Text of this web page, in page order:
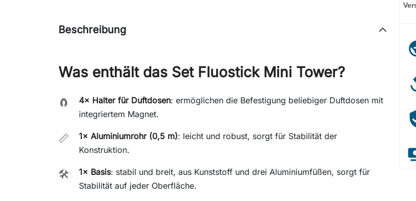
Beschreibung
Was enthält das Set Fluostick Mini Tower?
🧲 4× Halter für Duftdosen: ermöglichen die Befestigung beliebiger Duftdosen mit
integriertem Magnet.
📏 1× Aluminiumrohr (0,5 m): leicht und robust, sorgt für Stabilität der
Konstruktion.
🛠️ 1× Basis: stabil und breit, aus Kunststoff und drei Aluminiumfüßen, sorgt für
Stabilität auf jeder Oberfläche.